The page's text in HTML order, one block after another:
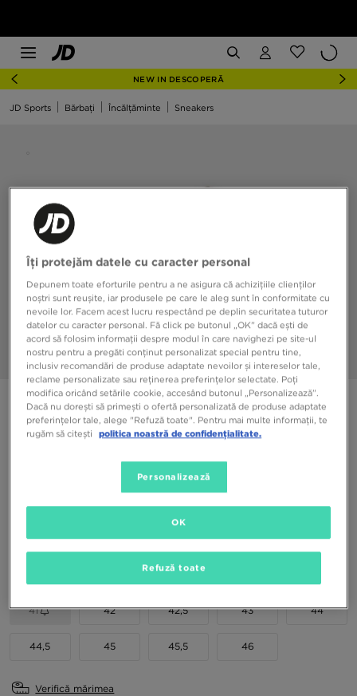
NEW IN DESCOPERĂ
JD Sports Bărbați Încălțăminte Sneakers
NIKE AIR MAX DN ROAM
Alege mărimea
41 42 42,5 43 44
44,5 45 45,5 46
Verifică mărimea
Îți protejăm datele cu caracter personal
Depunem toate eforturile pentru a ne asigura că achizițiile clienților
noștri sunt reușite, iar produsele pe care le aleg sunt în conformitate cu
nevoile lor. Facem acest lucru respectând pe deplin securitatea tuturor
datelor cu caracter personal. Fă click pe butonul „OK” dacă ești de
acord să folosim informații despre modul în care navighezi pe site-ul
nostru pentru a pregăti conținut personalizat special pentru tine,
inclusiv recomandări de produse adaptate nevoilor și intereselor tale,
reclame personalizate sau reținerea preferințelor selectate. Poți
modifica oricând setările cookie, accesând butonul „Personalizează”.
Dacă nu dorești să primești o ofertă personalizată de produse adaptate
preferințelor tale, alege "Refuză toate". Pentru mai multe informații, te
rugăm să citești
politica noastră de confidențialitate.
Personalizează
Refuză toate
OK